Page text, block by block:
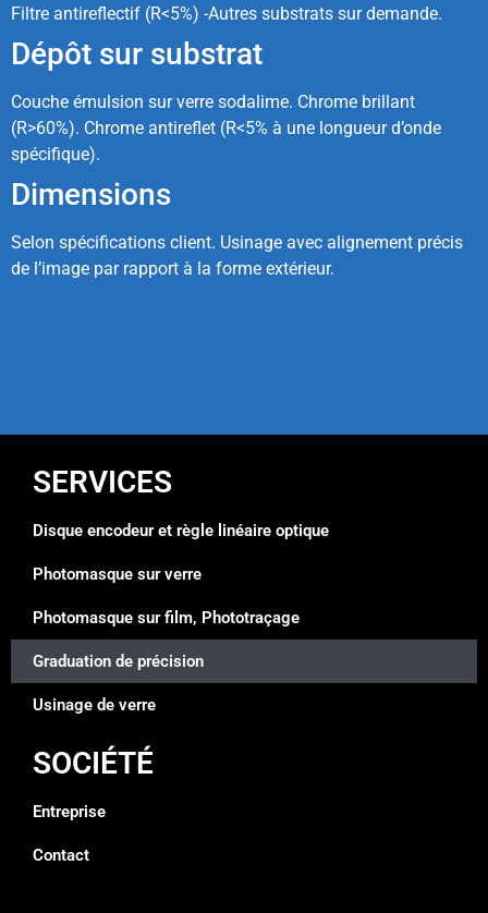
Filtre antireflectif (R<5%) -Autres substrats sur demande.
Dépôt sur substrat
Couche émulsion sur verre sodalime. Chrome brillant
(R>60%). Chrome antireflet (R<5% à une longueur d’onde
spécifique).
Dimensions
Selon spécifications client. Usinage avec alignement précis
de l’image par rapport à la forme extérieur.
SERVICES
Disque encodeur et règle linéaire optique
Photomasque sur verre
Photomasque sur film, Phototraçage
Graduation de précision
Usinage de verre
SOCIÉTÉ
Entreprise
Contact